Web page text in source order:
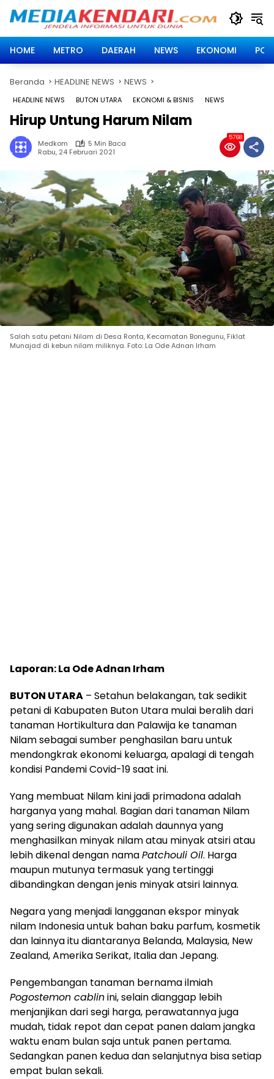
HOME
METRO DAERAH NEWS EKONOMI
Beranda HEADLINE NEWS NEWS
HEADLINE NEWS BUTON UTARA EKONOMI & BISNIS NEWS
Hirup Untung Harum Nilam
Medkom
5 Min Baca
Rabu, 24 Februari 2021
5768
Salah satu petani Nilam di Desa Ronta, Kecamatan Bonegunu, Fiklat
Munajad di kebun nilam miliknya. Foto: La Ode Adnan Irham
Laporan: La Ode Adnan Irham
BUTON UTARA – Setahun belakangan, tak sedikit
petani di Kabupaten Buton Utara mulai beralih dari
tanaman Hortikultura dan Palawija ke tanaman
Nilam sebagai sumber penghasilan baru untuk
mendongkrak ekonomi keluarga, apalagi di tengah
kondisi Pandemi Covid-19 saat ini.
Yang membuat Nilam kini jadi primadona adalah
harganya yang mahal. Bagian dari tanaman Nilam
yang sering digunakan adalah daunnya yang
menghasilkan minyak nilam atau minyak atsiri atau
lebih dikenal dengan namaPatchouli Oil. Harga
maupun mutunya termasuk yang tertinggi
dibandingkan dengan jenis minyak atsiri lainnya.
Negara yang menjadi langganan ekspor minyak
nilam Indonesia untuk bahan baku parfum, kosmetik
dan lainnya itu diantaranya Belanda, Malaysia, New
Zealand, Amerika Serikat, Italia dan Jepang.
Pengembangan tanaman bernama ilmiah
Pogostemon cablinini, selain dianggap lebih
menjanjikan dari segi harga, perawatannya juga
mudah, tidak repot dan cepat panen dalam jangka
waktu enam bulan saja untuk panen pertama.
Sedangkan panen kedua dan selanjutnya bisa setiap
empat bulan sekali.